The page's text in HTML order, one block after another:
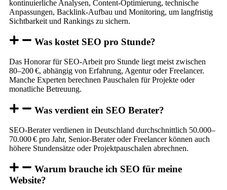
kontinuierliche Analysen, Content-Optimierung, technische
Anpassungen, Backlink-Aufbau und Monitoring, um langfristig
Sichtbarkeit und Rankings zu sichern.
Was kostet SEO pro Stunde?
Das Honorar für SEO-Arbeit pro Stunde liegt meist zwischen
80–200 €, abhängig von Erfahrung, Agentur oder Freelancer.
Manche Experten berechnen Pauschalen für Projekte oder
monatliche Betreuung.
Was verdient ein SEO Berater?
SEO-Berater verdienen in Deutschland durchschnittlich 50.000–
70.000 € pro Jahr, Senior-Berater oder Freelancer können auch
höhere Stundensätze oder Projektpauschalen abrechnen.
Warum brauche ich SEO für meine
Website?